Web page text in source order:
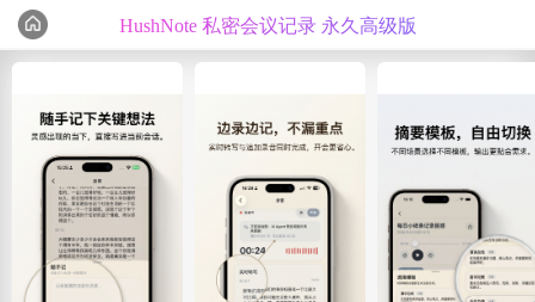
HushNote 私密会议记录 永久高级版
编辑心选 精选测评